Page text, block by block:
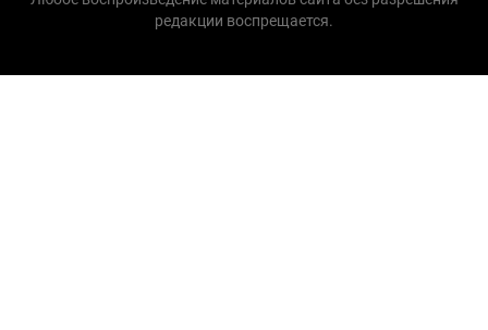
редакции воспрещается.